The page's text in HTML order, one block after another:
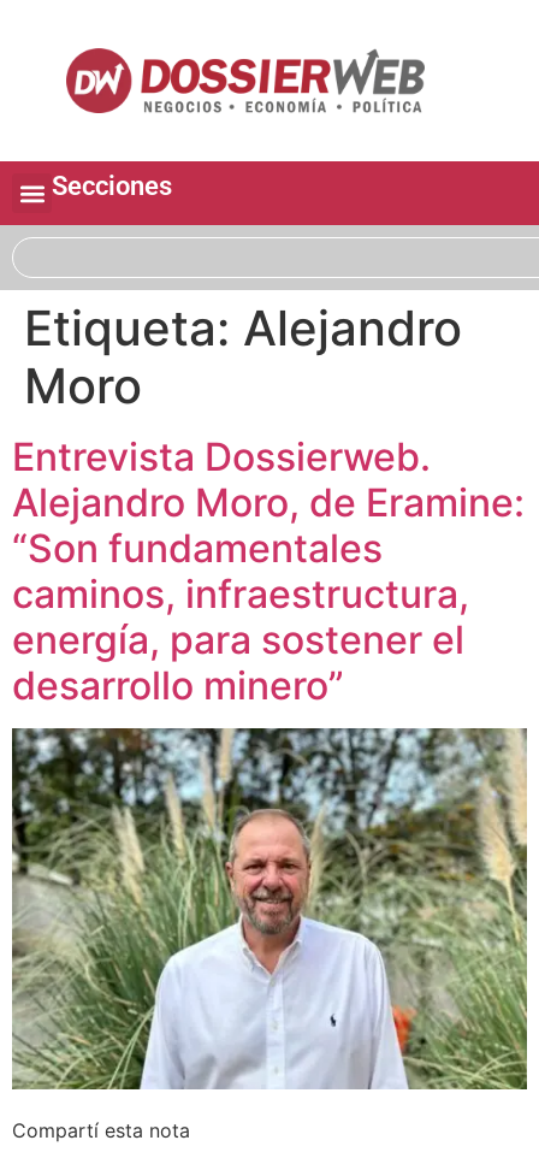
Secciones
Etiqueta: Alejandro
Moro
Entrevista Dossierweb.
Alejandro Moro, de Eramine:
“Son fundamentales
caminos, infraestructura,
energía, para sostener el
desarrollo minero”
Compartí esta nota